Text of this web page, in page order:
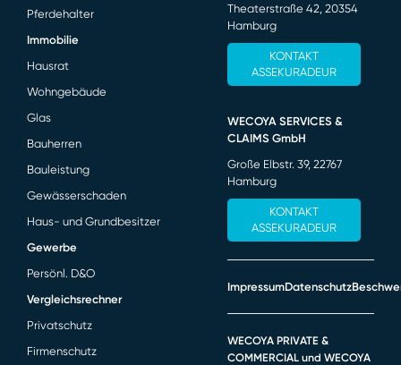
Pferdehalter
Immobilie
Hausrat
Wohngebäude
Glas
Bauherren
Bauleistung
Gewässerschaden
Haus- und Grundbesitzer
Gewerbe
Persönl. D&O
Vergleichsrechner
Privatschutz
Firmenschutz
Theaterstraße 42, 20354
Hamburg
KONTAKT
ASSEKURADEUR
WECOYA SERVICES &
CLAIMS GmbH
Große Elbstr. 39, 22767
Hamburg
KONTAKT
ASSEKURADEUR
ImpressumDatenschutz
WECOYA PRIVATE &
COMMERCIAL und WECOYA